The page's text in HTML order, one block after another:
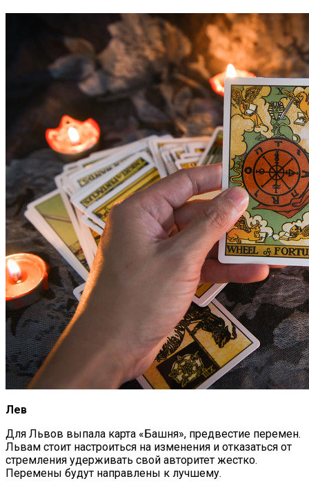
Лев
Для Львов выпала карта «Башня», предвестие перемен.
Львам стоит настроиться на изменения и отказаться от
стремления удерживать свой авторитет жестко.
Перемены будут направлены к лучшему.